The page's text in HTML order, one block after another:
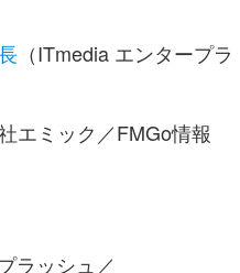
（ITmedia エンタープラ
エミック／FMGo情報
ラッシュ／